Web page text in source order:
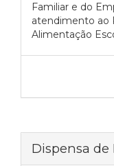
Familiar e do
atendimento ao
Alimentação
Dispensa de